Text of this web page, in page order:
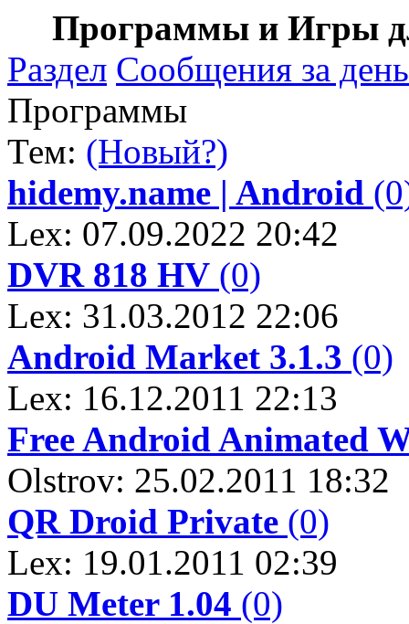
Программы и Игры
Раздел Сообщения за день
Программы
Тем: (Новый?)
hidemy.name | Android
Lex: 07.09.2022 20:42
DVR 818 HV (0)
Lex: 31.03.2012 22:06
Android Market 3.1.3 (0)
Lex: 16.12.2011 22:13
Free Android Animated
Olstrov: 25.02.2011 18:32
QR Droid Private (0)
Lex: 19.01.2011 02:39
DU Meter 1.04 (0)